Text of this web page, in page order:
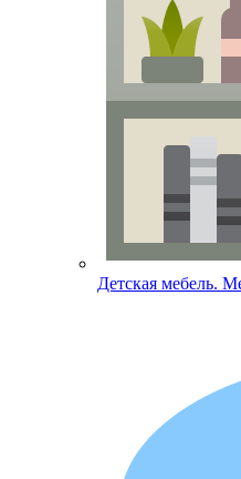
Детская мебель.